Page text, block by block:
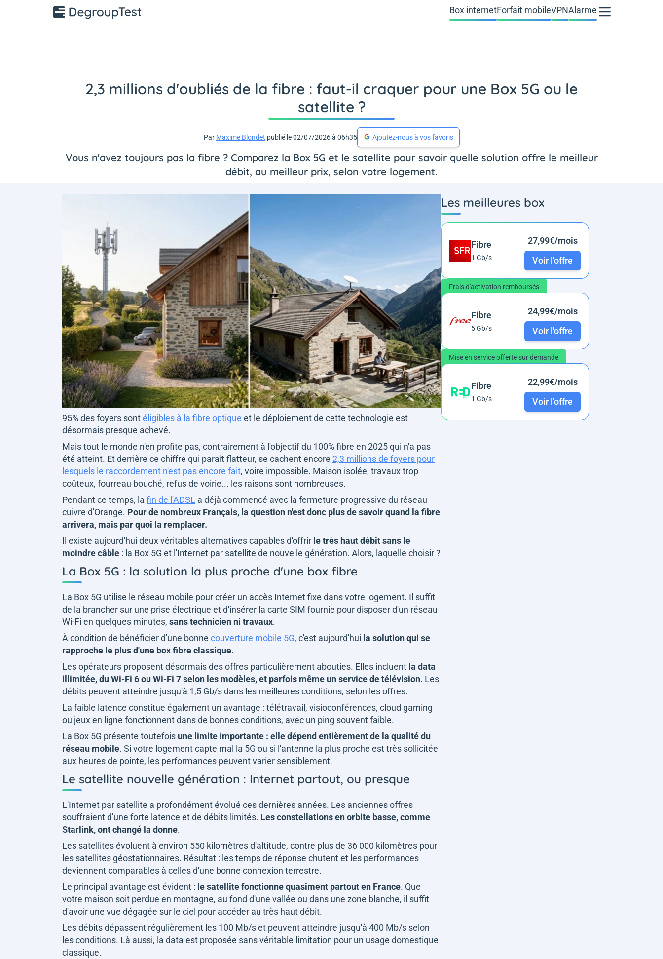
Box internetForfait mobileVPNAlarme
2,3 millions d'oubliés de la fibre : faut-il craquer pour une Box 5G ou le
satellite ?
Par Maxime Blondet publié le 02/07/2026 à 06h35 Ajoutez-nous à vos favoris
Vous n'avez toujours pas la fibre ? Comparez la Box 5G et le satellite pour savoir quelle solution offre le meilleur
débit, au meilleur prix, selon votre logement.
95% des foyers sontéligibles à la fibre optique et le déploiement de cette technologie est
désormais presque achevé.
Mais tout le monde n'en profite pas, contrairement à l'objectif du 100% fibre en 2025 qui n'a pas
été atteint. Et derrière ce chiffre qui paraît flatteur, se cachent encore 2,3 millions de foyers pour
lesquels le raccordement n'est pas encore fait, voire impossible. Maison isolée, travaux trop
coûteux, fourreau bouché, refus de voirie... les raisons sont nombreuses.
Pendant ce temps, la fin de l'ADSL a déjà commencé avec la fermeture progressive du réseau
cuivre d'Orange. Pour de nombreux Français, la question n'est donc plus de savoir quand la fibre
arrivera, mais par quoi la remplacer.
Il existe aujourd'hui deux véritables alternatives capables d'offrir le très haut débit sans le
moindre câble : la Box 5G et l'Internet par satellite de nouvelle génération. Alors, laquelle choisir ?
La Box 5G : la solution la plus proche d'une box fibre
La Box 5G utilise le réseau mobile pour créer un accès Internet fixe dans votre logement. Il suffit
de la brancher sur une prise électrique et d'insérer la carte SIM fournie pour disposer d'un réseau
Wi-Fi en quelques minutes, sans technicien ni travaux.
À condition de bénéficier d'une bonne couverture mobile 5G, c'est aujourd'hui la solution qui se
rapproche le plus d'une box fibre classique.
Les opérateurs proposent désormais des offres particulièrement abouties. Elles incluent la data
illimitée, du Wi-Fi 6 ou Wi-Fi 7 selon les modèles, et parfois même un service de télévision. Les
débits peuvent atteindre jusqu'à 1,5 Gb/s dans les meilleures conditions, selon les offres.
La faible latence constitue également un avantage : télétravail, visioconférences, cloud gaming
ou jeux en ligne fonctionnent dans de bonnes conditions, avec un ping souvent faible.
La Box 5G présente toutefois une limite importante : elle dépend entièrement de la qualité du
réseau mobile. Si votre logement capte mal la 5G ou si l'antenne la plus proche est très sollicitée
aux heures de pointe, les performances peuvent varier sensiblement.
Le satellite nouvelle génération : Internet partout, ou presque
L'Internet par satellite a profondément évolué ces dernières années. Les anciennes offres
souffraient d'une forte latence et de débits limités. Les constellations en orbite basse, comme
Starlink, ont changé la donne.
Les satellites évoluent à environ 550 kilomètres d'altitude, contre plus de 36 000 kilomètres pour
les satellites géostationnaires. Résultat : les temps de réponse chutent et les performances
deviennent comparables à celles d'une bonne connexion terrestre.
Le principal avantage est évident : le satellite fonctionne quasiment partout en France. Que
votre maison soit perdue en montagne, au fond d'une vallée ou dans une zone blanche, il suffit
d'avoir une vue dégagée sur le ciel pour accéder au très haut débit.
Les débits dépassent régulièrement les 100 Mb/s et peuvent atteindre jusqu'à 400 Mb/s selon
les conditions. Là aussi, la data est proposée sans véritable limitation pour un usage domestique
classique.
Les meilleures box
Fibre
1 Gb/s
27,99€/mois
Voir l'offre
Frais d'activation remboursés
Fibre
5 Gb/s
24,99€/mois
Voir l'offre
Mise en service offerte sur demande
Fibre
1 Gb/s
22,99€/mois
Voir l'offre